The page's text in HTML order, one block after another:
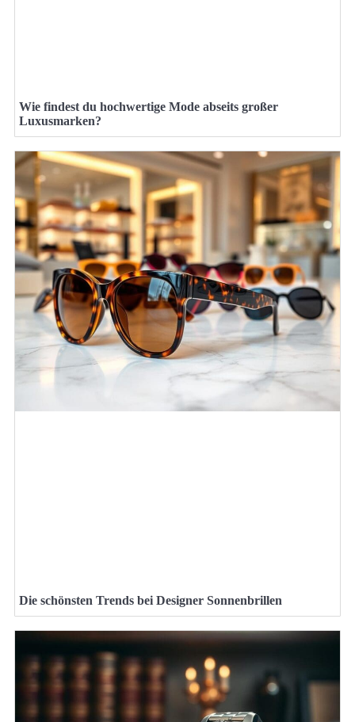
Wie findest du hochwertige Mode abseits großer
Luxusmarken?
Die schönsten Trends bei Designer Sonnenbrillen